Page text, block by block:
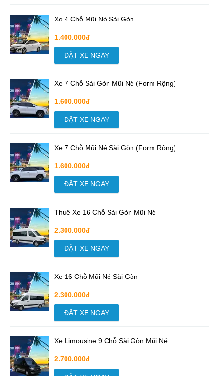
Xe 4 Chỗ Mũi Né Sài Gòn
1.400.000đ
ĐẶT XE NGAY
Xe 7 Chỗ Sài Gòn Mũi Né (Form Rộng)
1.600.000đ
ĐẶT XE NGAY
Xe 7 Chỗ Mũi Né Sài Gòn (Form Rộng)
1.600.000đ
ĐẶT XE NGAY
Thuê Xe 16 Chỗ Sài Gòn Mũi Né
2.300.000đ
ĐẶT XE NGAY
Xe 16 Chỗ Mũi Né Sài Gòn
2.300.000đ
ĐẶT XE NGAY
Xe Limousine 9 Chỗ Sài Gòn Mũi Né
2.700.000đ